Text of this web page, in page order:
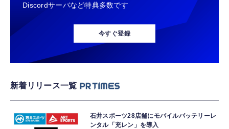
Discordサーバなど特典多数です
今すぐ登録
新着リリース一覧
石井スポーツ28店舗にモバイルバッテリーレ
ンタル「充レン」を導入